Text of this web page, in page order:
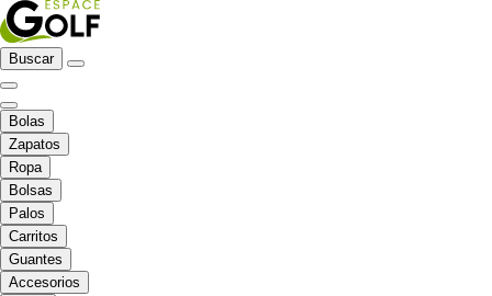
Buscar
Bolas
Zapatos
Ropa
Bolsas
Palos
Carritos
Guantes
Accesorios